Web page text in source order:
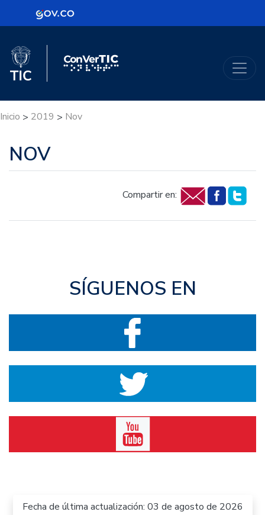
Logo Gobierno de Colombia
Logo del Ministerio TIC
Inicio > 2019 > Nov
NOV
Compartir en:
SÍGUENOS EN
Fecha de última actualización: 03 de agosto de 2026